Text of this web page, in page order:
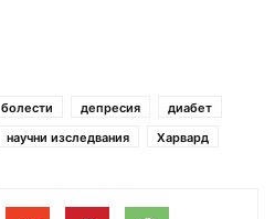
болести депресия
диабет
научни изследвания Харвард